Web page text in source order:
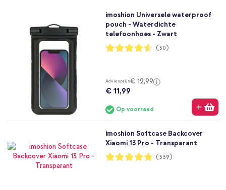
imoshion Universele waterproof
pouch - Waterdichte
telefoonhoes - Zwart
Waardering:
92%
(30)
Adviesprijs€ 12,99
€ 11,99
Op voorraad
imoshion Softcase Backcover
Xiaomi 13 Pro - Transparant
Waardering:
96%
(339)